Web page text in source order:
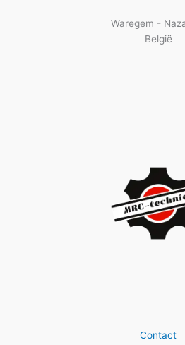
Waregem -
België
Contact